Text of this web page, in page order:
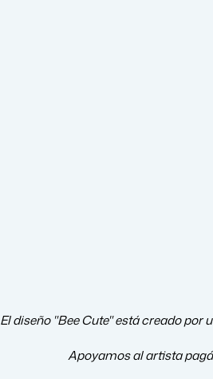
El diseño "Bee Cute" está creado
Apoyamos al artista